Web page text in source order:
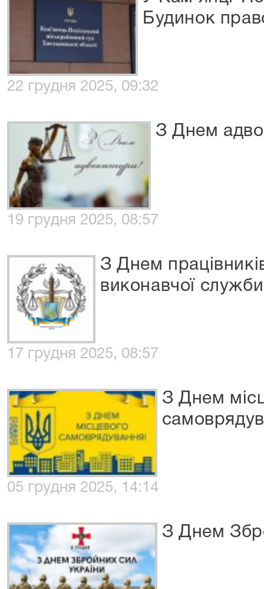
Будинок
22 грудня 2025, 09:32
З Днем
19 грудня 2025, 08:57
З Днем
виконавчої служби
17 грудня 2025, 08:57
З Днем
05 грудня 2025, 14:14
З Днем